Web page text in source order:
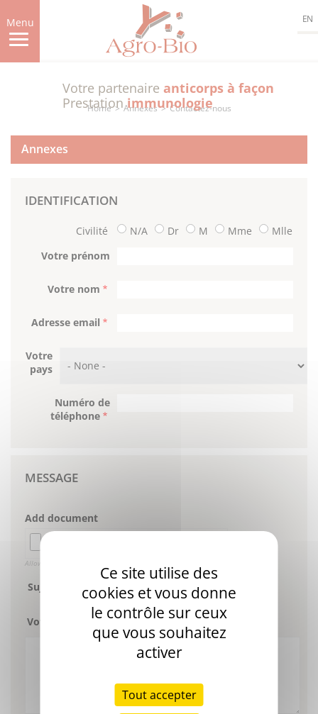
to
main
content
Menu
Votre partenaire anticorps à façon
Prestationimmunologie
EN
Home Annexes Contactez-nous
Annexes
IDENTIFICATION
Civilité N/A Dr M Mme
Mlle
Votre prénom
Votre nom
Adresse email
Votre
pays
Numéro de
téléphone
MESSAGE
Add document
Allowed files: txt, pdf, doc, csv, xlsx, png, jpeg, jpg . Max size: 5 MB.
Sujet concerné
Votre question
Ce site utilise des
cookies et vous donne
le contrôle sur ceux
que vous souhaitez
activer
Tout accepter